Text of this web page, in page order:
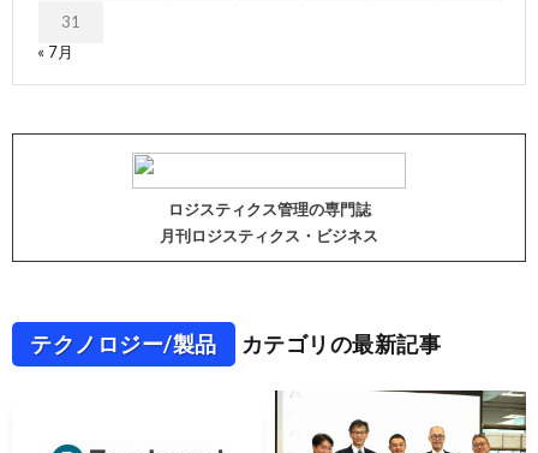
31
« 7月
ロジスティクス管理の専門誌
月刊ロジスティクス・ビジネス
テクノロジー/製品 カテゴリの最新記事